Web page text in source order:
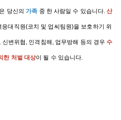
은 당신의가족 중 한 사람일 수 있습니다.산
응대직원(코치 및 업씨팀원)을 보호하기 위
변위협, 인격침해, 업무방해 등의 경우 수
한 처벌 대상이 될 수 있습니다.